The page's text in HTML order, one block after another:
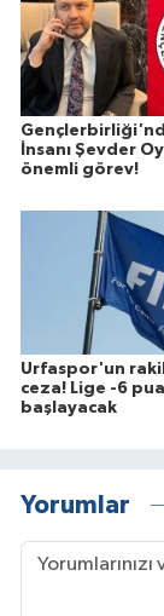
İnsanı Şevder
önemli görev!
Urfaspor'un
ceza! Lige -6
başlayacak
Yorumlar